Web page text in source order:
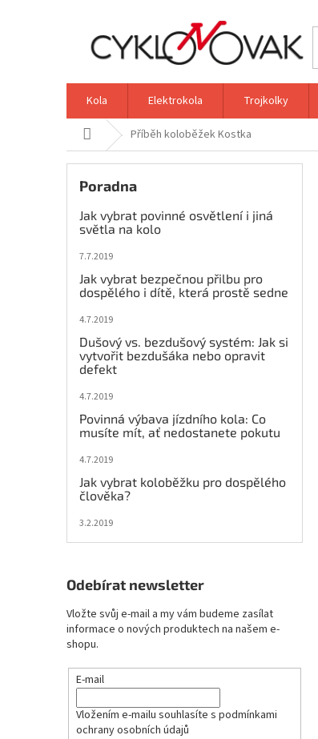
Kola Elektrokola Trojkolky
Domů Příběh koloběžek Kostka
P
Poradna
Jak vybrat povinné osvětlení i jiná
světla na kolo
7.7.2019
Jak vybrat bezpečnou přilbu pro
dospělého i dítě, která prostě sedne
4.7.2019
Dušový vs. bezdušový systém: Jak si
vytvořit bezdušáka nebo opravit
defekt
4.7.2019
Povinná výbava jízdního kola: Co
musíte mít, ať nedostanete pokutu
4.7.2019
Jak vybrat koloběžku pro dospělého
člověka?
3.2.2019
Odebírat newsletter
Vložte svůj e-mail a my vám budeme zasílat
informace o nových produktech na našem e-
shopu.
E-mail
Vložením e-mailu souhlasíte s podmínkami
ochrany osobních údajů